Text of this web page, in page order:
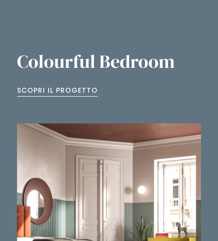
Colourful Bedroom
SCOPRI IL PROGETTO